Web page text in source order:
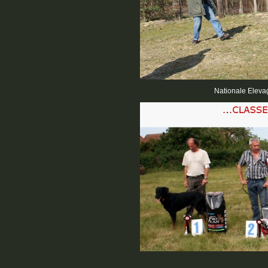
Nationale